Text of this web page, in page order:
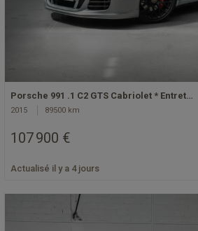
Porsche 991 .1 C2 GTS Cabriolet * Entret…
2015 89500 km
107 900 €
Actualisé il y a 4 jours